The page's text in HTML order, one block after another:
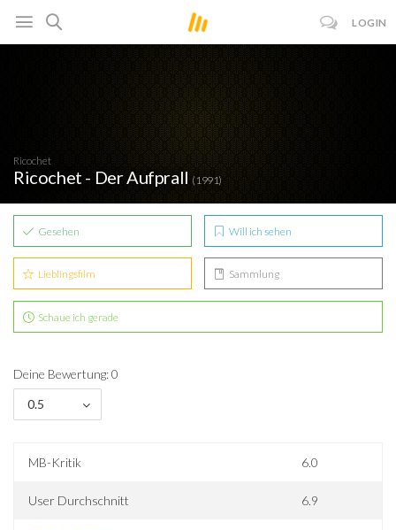
LOGIN
Ricochet
Ricochet - Der Aufprall (1991)
Gesehen Will ich sehen
Lieblingsfilm Sammlung
Schaue ich gerade
Deine Bewertung: 0
0.5
MB-Kritik 6.0
User Durchschnitt 6.9